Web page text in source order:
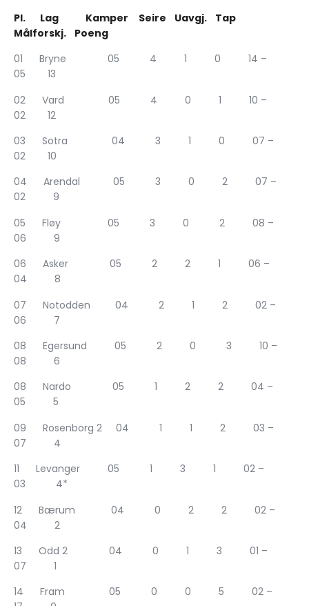
Pl. Lag Kamper Seire Uavgj. Tap
Målforskj. Poeng
01 Bryne 05 4 1 0 14 –
05 13
02 Vard 05 4 0 1 10 –
02 12
03 Sotra 04 3 1 0 07 –
02 10
04 Arendal 05 3 0 2 07 –
02 9
05 Fløy 05 3 0 2 08 –
06 9
06 Asker 05 2 2 1 06 –
04 8
07 Notodden 04 2 1 2 02 –
06 7
08 Egersund 05 2 0 3 10 –
08 6
08 Nardo 05 1 2 2 04 –
05 5
09 Rosenborg 2 04 1 1 2 03 –
07 4
11 Levanger 05 1 3 1 02 –
03 4*
12 Bærum 04 0 2 2 02 –
04 2
13 Odd 2 04 0 1 3 01 –
07 1
14 Fram 05 0 0 5 02 –